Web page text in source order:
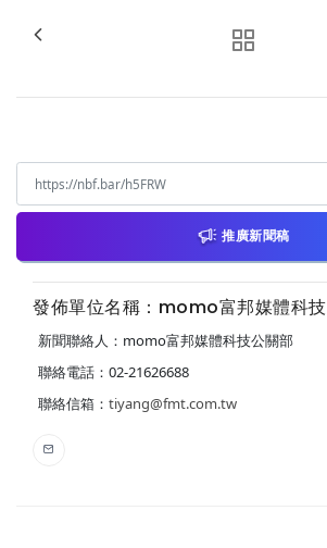
推廣新聞稿
發佈單位名稱：momo富邦媒體科技
新聞聯絡人：momo富邦媒體科技公關部
聯絡電話：02-21626688
聯絡信箱： tiyang@fmt.com.tw